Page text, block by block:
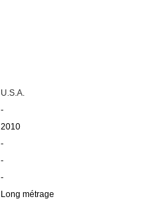
U.S.A.
-
2010
-
-
-
Long métrage